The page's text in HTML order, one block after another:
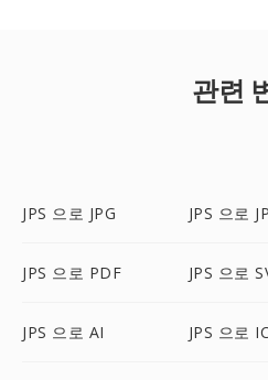
관련
JPS 으로 JPG JPS 으로
JPS 으로 PDF JPS 으로
JPS 으로 AI JPS 으로